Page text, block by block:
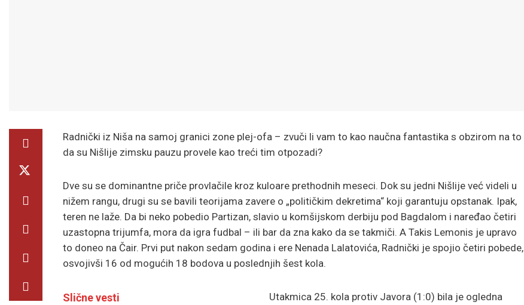
Radnički iz Niša na samoj granici zone plej-ofa – zvuči li vam to kao naučna fantastika s obzirom na to
da su Nišlije zimsku pauzu provele kao treći tim otpozadi?
Dve su se dominantne priče provlačile kroz kuloare prethodnih meseci. Dok su jedni Nišlije već videli u
nižem rangu, drugi su se bavili teorijama zavere o „političkim dekretima“ koji garantuju opstanak. Ipak,
teren ne laže. Da bi neko pobedio Partizan, slavio u komšijskom derbiju pod Bagdalom i naređao četiri
uzastopna trijumfa, mora da igra fudbal – ili bar da zna kako da se takmiči. A Takis Lemonis je upravo
to doneo na Čair. Prvi put nakon sedam godina i ere Nenada Lalatovića, Radnički je spojio četiri pobede,
osvojivši 16 od mogućih 18 bodova u poslednjih šest kola.
Slične vesti
Utakmica 25. kola protiv Javora (1:0) bila je ogledna